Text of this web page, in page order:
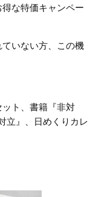
得な特価キャンペー
いない方、この機
ト、書籍『非対
立』、日めくりカレ